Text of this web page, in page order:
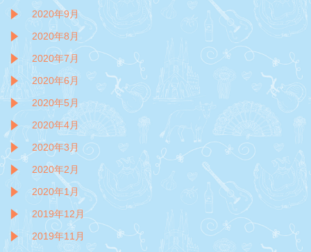
2020年9月
2020年8月
2020年7月
2020年6月
2020年5月
2020年4月
2020年3月
2020年2月
2020年1月
2019年12月
2019年11月